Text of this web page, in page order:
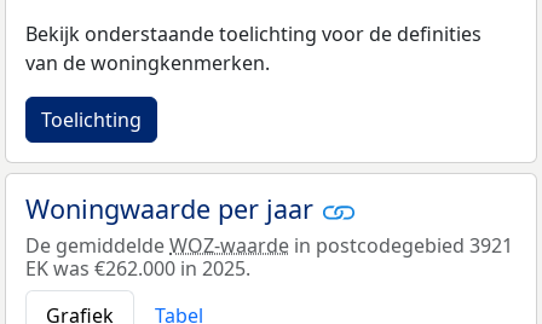
Bekijk onderstaande toelichting voor de definities
van de woningkenmerken.
Toelichting
Woningwaarde per jaar
De gemiddeldeWOZ-waarde in postcodegebied 3921
EK was €262.000 in 2025.
Grafiek
Tabel